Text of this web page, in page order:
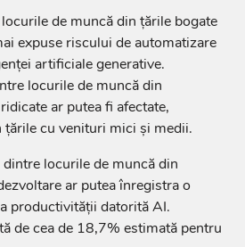
de muncă din țările bogate
expuse riscului de automatizare
artificiale generative.
locurile de muncă din
ar putea fi afectate,
cu venituri mici și medii.
locurile de muncă din
ar putea înregistra o
productivității datorită AI.
de cea de 18,7% estimată pentru